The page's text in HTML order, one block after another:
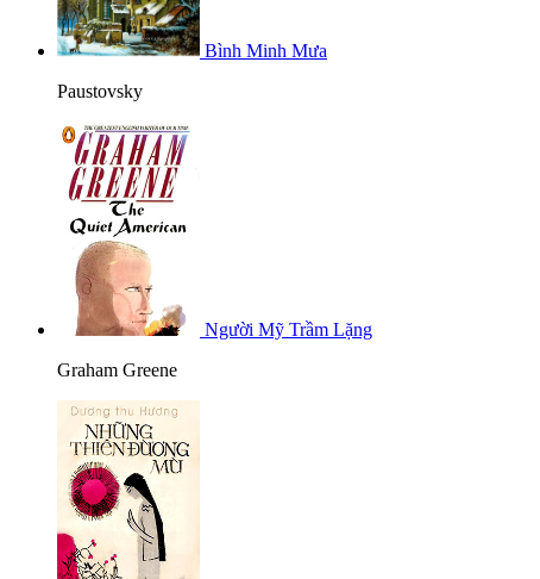
Bình Minh Mưa
Paustovsky
Người Mỹ Trầm Lặng
Graham Greene